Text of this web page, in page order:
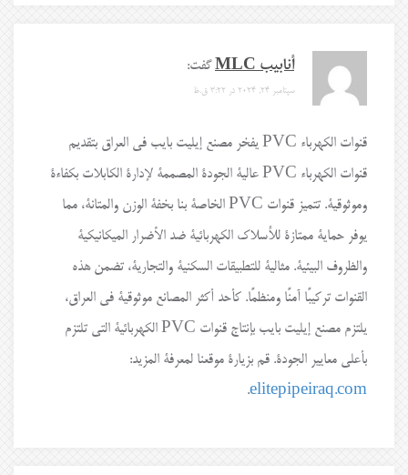
أنابيب MLC گفت:
سپتامبر 24, 2024 در 3:22 ق.ظ
قنوات الكهرباء PVC يفخر مصنع إيليت بايب في العراق بتقديم
قنوات الكهرباء PVC عالية الجودة المصممة لإدارة الكابلات بكفاءة
وموثوقية. تتميز قنوات PVC الخاصة بنا بخفة الوزن والمتانة، مما
يوفر حماية ممتازة للأسلاك الكهربائية ضد الأضرار الميكانيكية
والظروف البيئية. مثالية للتطبيقات السكنية والتجارية، تضمن هذه
القنوات تركيبًا آمنًا ومنظمًا. كأحد أكثر المصانع موثوقية في العراق،
يلتزم مصنع إيليت بايب بإنتاج قنوات PVC الكهربائية التي تلتزم
بأعلى معايير الجودة. قم بزيارة موقعنا لمعرفة المزيد:
elitepipeiraq.com
.